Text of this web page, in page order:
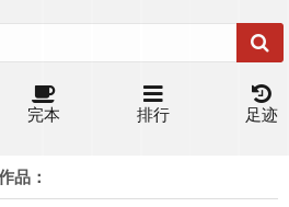
完本 排行 足迹
品：